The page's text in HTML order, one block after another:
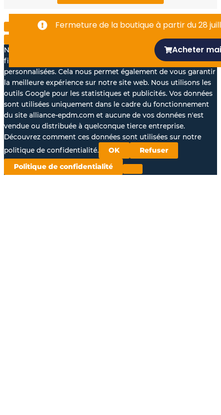
-
Fermeture de la boutique à partir du 28
Acheter
Nous aimerions avec votre accord, utiliser vos données à des
fins statistiques et pour vous proposer des annonces
personnalisées. Cela nous permet également de vous garantir
la meilleure expérience sur notre site web. Nous utilisons les
outils Google pour les statistiques et publicités. Vos données
sont utilisées uniquement dans le cadre du fonctionnement
du site alliance-epdm.com et aucune de vos données n'est
vendue ou distribuée à quelconque tierce entreprise.
Découvrez comment ces données sont utilisées sur notre
politique de confidentialité.
OK Refuser
Politique de confidentialité